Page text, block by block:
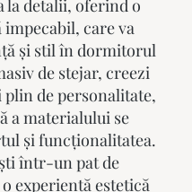
la detalii, oferind o
care va
și stil în dormitorul
de stejar, creezi
de personalitate,
a materialului se
și funcționalitatea.
într-un pat de
experiență estetică